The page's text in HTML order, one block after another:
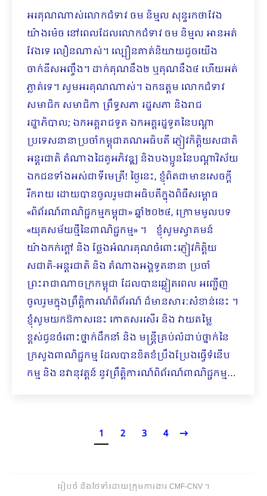
អរគុណណាស់លោកជំទាវ ចម និម្មល សុន្ទរកថាវែង
យ៉ាងម៉េច នៅពេលដែលលោកជំទាវ ចម និម្មល អានអត់
វែងទេ លឿនណាស់។ ល្បឿនគាត់និយាយដូចយើង
ចាក់ឌីសអញ្ចឹង។ ដាក់គុណនឹង២ ឬគុណនឹង៤ ហើយអត់
ភ្លាត់ទេ។ សូមអរគុណណាស់។ ឯកឧត្តម លោកជំទាវ
សមាជិក សមាជិកា ព្រឹទ្ធសភា រដ្ឋសភា និងរាជ
រដ្ឋាភិបាល; ឯកអគ្គរាជទូត ឯកអគ្គរដ្ឋទូតនៃបណ្តា
ប្រទេសនានាប្រចាំកម្ពុជាគណអធិបតី ភ្ញៀវកិត្តិយសជាតិ
អន្តរជាតិ តំណាងដៃគូអភិវឌ្ឍ និងបងប្អូននៃបណ្តាវិស័យ
ឯកជនទាំងអស់ជាទីមេត្រី! ថ្ងៃនេះ, ខ្ញុំពិតជាមានសេចក្ដី
រីករាយ ដោយបានចូលរួមជាអធិបតីក្នុងពិធីសម្ពោធ
«ពិព័រណ៍ពាណិជ្ជកម្មកម្ពុជា» ឆ្នាំ២០២៤, ក្រោមមូលបទ
«យុគសម័យថ្មីនៃពាណិជ្ជកម្ម» ។ ខ្ញុំសូមស្វាគមន៍
យ៉ាងកក់ក្តៅ និង ថ្លែងអំណរគុណចំពោះភ្ញៀវកិត្តិយ
សជាតិ-អន្តរជាតិ និង តំណាងអង្គទូតនានា ប្រចាំ
ព្រះរាជាណាចក្រកម្ពុជា ដែលបានឆ្លៀតពេល អញ្ជើញ
ចូលរួមក្នុងព្រឹត្តិការណ៍ពិព័រណ៍ ដ៏មានសារៈសំខាន់នេះ ។
ខ្ញុំសូមយកឱកាសនេះ កោតសរសើរ និង វាយតម្លៃ
ខ្ពស់ជូនចំពោះថ្នាក់ដឹកនាំ និង មន្ត្រីគ្រប់លំដាប់ថ្នាក់នៃ
ក្រសួងពាណិជ្ជកម្ម ដែលបានខិតខំប្រឹងប្រែងធ្វើទំនើប
កម្ម និង នវានុវត្តន៍ នូវព្រឹត្តិការណ៍ពិព័រណ៍ពាណិជ្ជកម្ម…
1 2 3 4
រៀបចំ និងថែទាំដោយក្រុមការងារ CMF-CNV ​។